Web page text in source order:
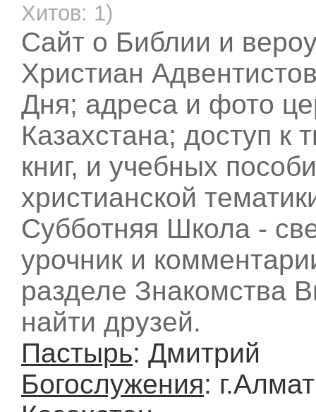
Хитов: 1)
Сайт о Библии и
Христиан
Дня; адреса и фото
Казахстана; доступ к
книг, и учебных
христианской
Субботняя Школа -
урочник и
разделе Знакомства
найти друзей.
Пастырь: Дмитрий
Богослужения: